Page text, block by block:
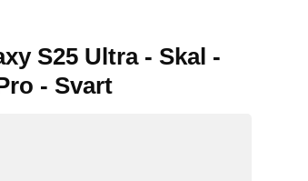
S25 Ultra - Skal -
- Svart